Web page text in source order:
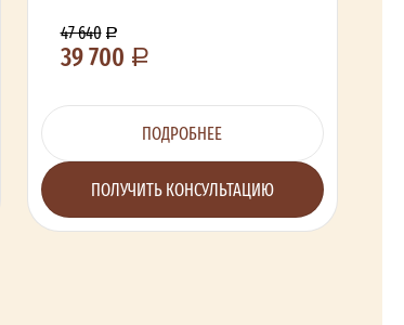
47 640
39 700
ПОДРОБНЕЕ
ПОЛУЧИТЬ КОНСУЛЬТАЦИЮ